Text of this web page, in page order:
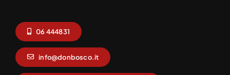
06 444831
info@donbosco.it